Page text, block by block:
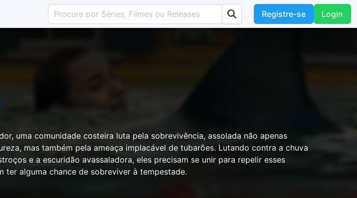
Registre-se Login
uma comunidade costeira luta pela sobrevivência, assolada não apenas
mas também pela ameaça implacável de tubarões. Lutando contra a chuva
e a escuridão avassaladora, eles precisam se unir para repelir esses
ter alguma chance de sobreviver à tempestade.